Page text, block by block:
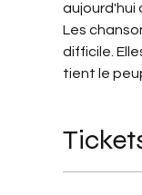
aujourd'hui
Les
difficile.
tient le